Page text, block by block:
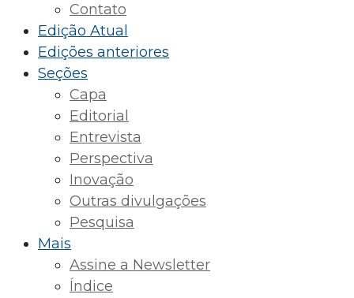
Contato
Edição Atual
Edições anteriores
Seções
Capa
Editorial
Entrevista
Perspectiva
Inovação
Outras divulgações
Pesquisa
Mais
Assine a Newsletter
Índice